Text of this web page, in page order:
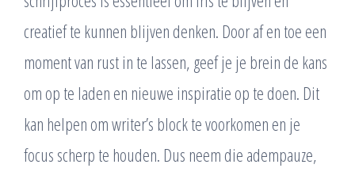
creatief te kunnen blijven denken. Door af en toe een
moment van rust in te lassen, geef je je brein de kans
om op te laden en nieuwe inspiratie op te doen. Dit
kan helpen om writer’s block te voorkomen en je
focus scherp te houden. Dus neem die adempauze,